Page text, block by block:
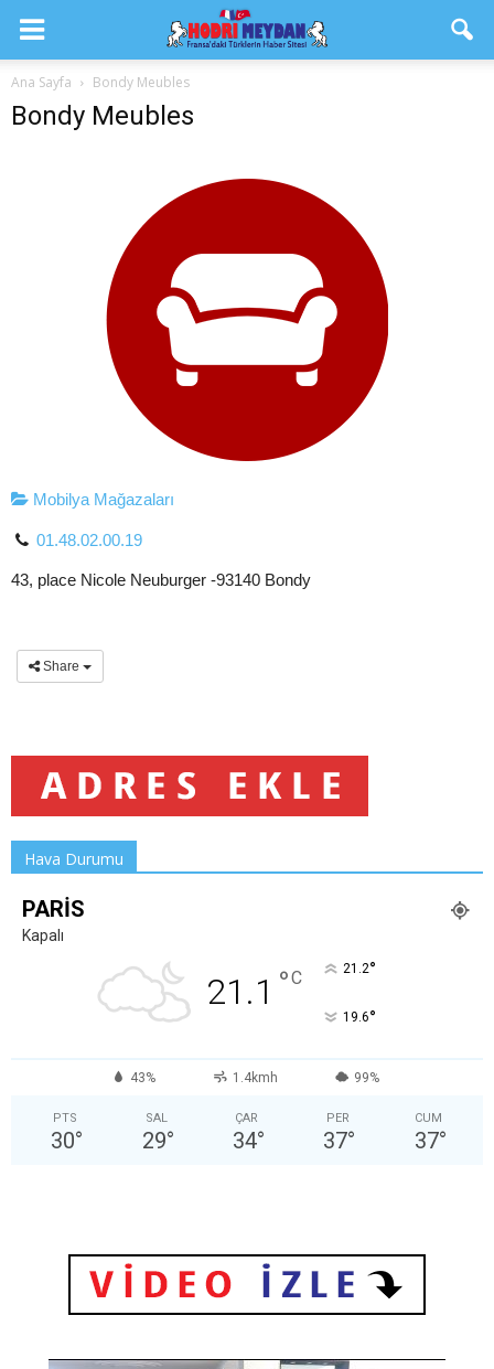
Ana Sayfa Bondy Meubles
Bondy Meubles
Mobilya Mağazaları
01.48.02.00.19
43, place Nicole Neuburger -93140 Bondy
Share
Hava Durumu
PARIS
Kapalı
21.1 °C 21.2°
19.6°
43% 1.4kmh 99%
PTS
30°
SAL
29°
ÇAR
34°
PER
37°
CUM
37°